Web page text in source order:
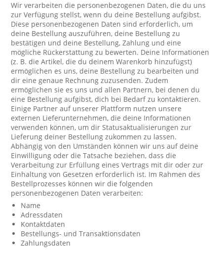
Wir verarbeiten die personenbezogenen Daten, die du uns
zur Verfügung stellst, wenn du deine Bestellung aufgibst.
Diese personenbezogenen Daten sind erforderlich, um
deine Bestellung auszuführen, deine Bestellung zu
bestätigen und deine Bestellung, Zahlung und eine
mögliche Rückerstattung zu bewerten. Deine Informationen
(z. B. die Artikel, die du deinem Warenkorb hinzufügst)
ermöglichen es uns, deine Bestellung zu bearbeiten und
dir eine genaue Rechnung zuzusenden. Zudem
ermöglichen sie es uns und allen Partnern, bei denen du
eine Bestellung aufgibst, dich bei Bedarf zu kontaktieren.
Einige Partner auf unserer Plattform nutzen unsere
externen Lieferunternehmen, die deine Informationen
verwenden können, um dir Statusaktualisierungen zur
Lieferung deiner Bestellung zukommen zu lassen.
Abhängig von den Umständen können wir uns auf deine
Einwilligung oder die Tatsache beziehen, dass die
Verarbeitung zur Erfüllung eines Vertrags mit dir oder zur
Einhaltung von Gesetzen erforderlich ist. Im Rahmen des
Bestellprozesses können wir die folgenden
personenbezogenen Daten verarbeiten:
Name
Adressdaten
Kontaktdaten
Bestellungs- und Transaktionsdaten
Zahlungsdaten